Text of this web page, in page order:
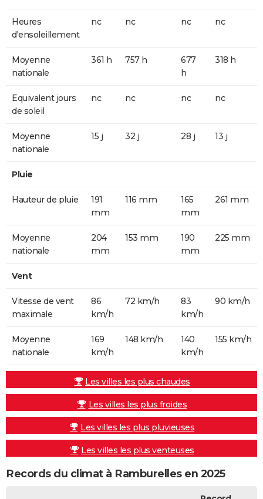
Heures
d'ensoleillement
nc nc nc nc
Moyenne
nationale
361 h 757 h
677
h
318 h
Equivalent jours
de soleil
nc nc nc nc
Moyenne
nationale
15 j 32 j 28 j 13 j
Pluie
Hauteur de pluie
191
mm
116 mm
165
mm
261 mm
Moyenne
nationale
204
mm
153 mm
190
mm
225 mm
Vent
Vitesse de vent
maximale
86
km/h
72 km/h
83
km/h
90 km/h
Moyenne
nationale
169
km/h
148 km/h
140
km/h
155 km/h
Les villes les plus chaudes
Les villes les plus froides
Les villes les plus pluvieuses
Les villes les plus venteuses
Records du climat à Ramburelles en 2025